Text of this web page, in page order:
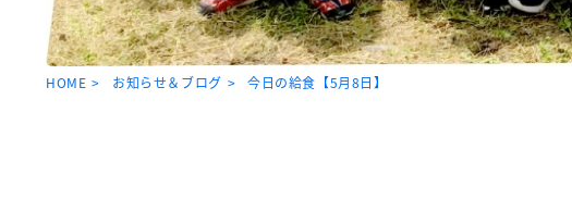
HOME お知らせ＆ブログ 今日の給食【5月8日】